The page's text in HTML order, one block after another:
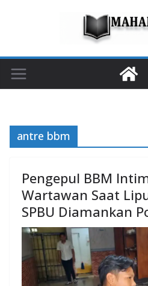
antre bbm
Pengepul BBM
Wartawan Saat
SPBU Diamankan